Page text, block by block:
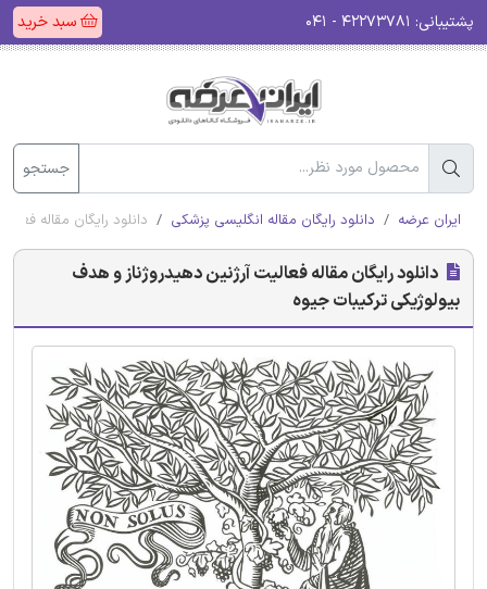
پشتیبانی: سبد خرید
جستجو
ایران عرضه دانلود رایگان مقاله انگلیسی پزشکی دانلود رایگان مقاله
دانلود رایگان مقاله فعالیت آرژنین دهیدروژناز و هدف
بیولوژیکی ترکیبات جیوه